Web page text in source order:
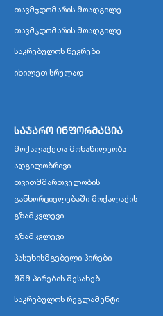
თავმჯდომარის მოადგილე
თავმჯდომარის მოადგილე
საკრებულოს წევრები
იხილეთ სრულად
საჯარო ინფორმაცია
მოქალაქეთა მონაწილეობა
ადგილობრივი
თვითმმართველობის
განხორციელებაში მოქალაქის
გზამკვლევი
გზამკვლევი
პასუხისმგებელი პირები
შშმ პირების შესახებ
საკრებულოს რეგლამენტი